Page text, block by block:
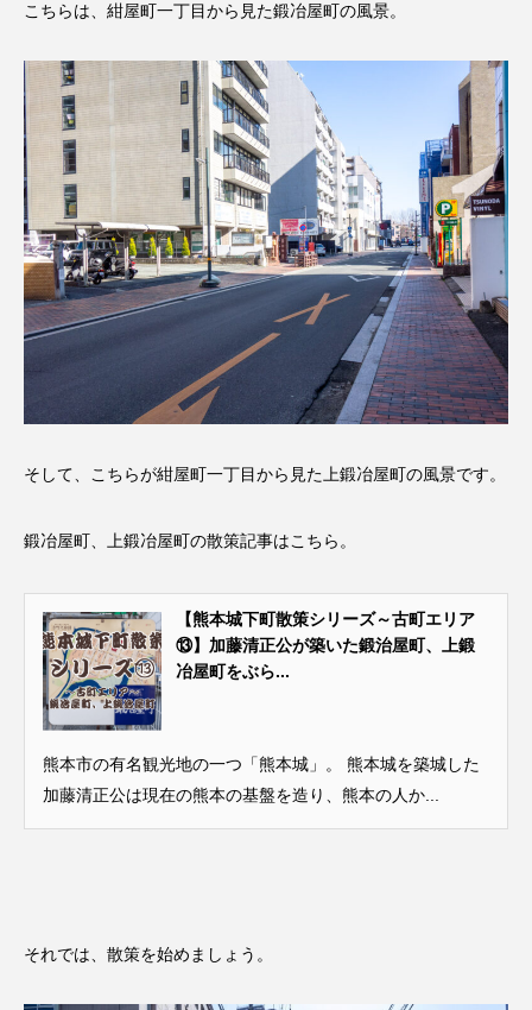
こちらは、紺屋町一丁目から見た鍛冶屋町の風景。
そして、こちらが紺屋町一丁目から見た上鍛冶屋町の風景です。
鍛冶屋町、上鍛冶屋町の散策記事はこちら。
【熊本城下町散策シリーズ～古町エリア
⑬】加藤清正公が築いた鍛治屋町、上鍛
冶屋町をぶら...
熊本市の有名観光地の一つ「熊本城」。 熊本城を築城した
加藤清正公は現在の熊本の基盤を造り、熊本の人か...
それでは、散策を始めましょう。